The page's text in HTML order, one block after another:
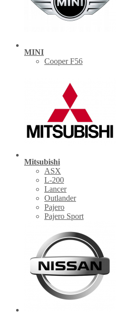
MINI
Cooper F56
Mitsubishi
ASX
L-200
Lancer
Outlander
Pajero
Pajero Sport